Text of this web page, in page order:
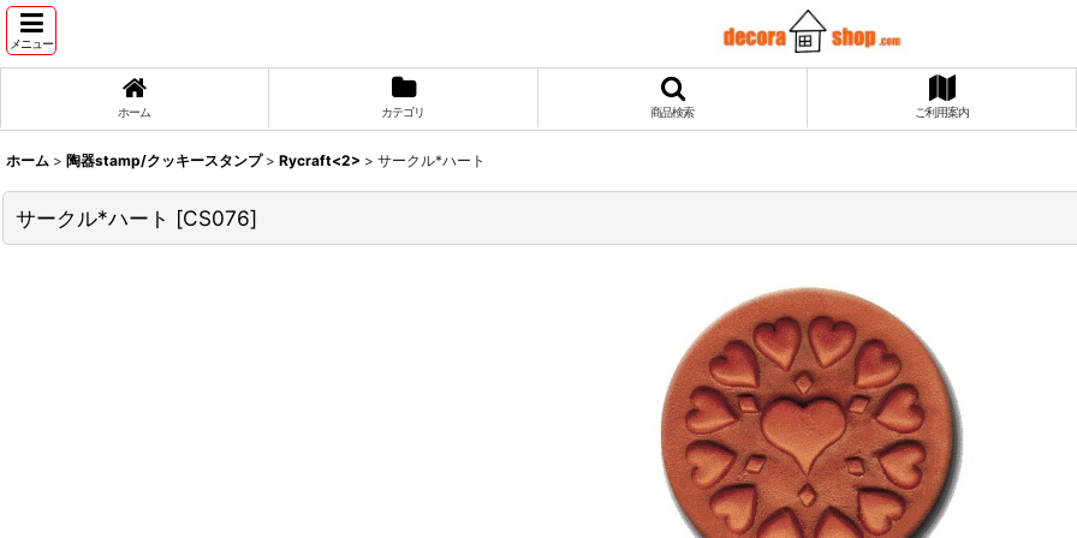
メニュー
ホーム カテゴリ 商品検索 ご利用案内
ホーム > 陶器stamp/クッキースタンプ > Rycraft<2> > サークル*ハート
サークル*ハート [CS076]